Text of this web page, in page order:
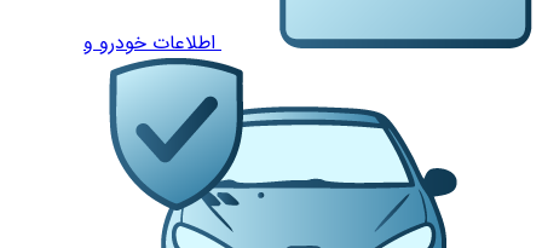
اطلاعات خودرو و